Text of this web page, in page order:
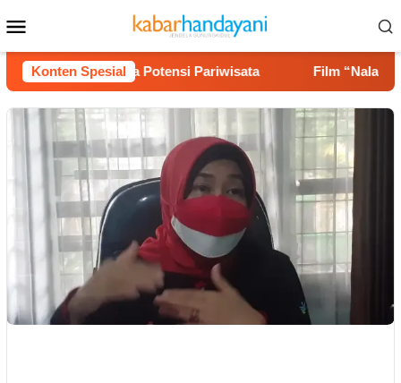
ke
kontenMobile
Konten Spesial
Jalan hingga Potensi Pariwisata Film “Nalar” Karya